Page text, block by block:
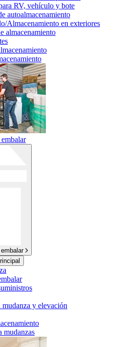
RV, vehículo y bote
autoalmacenamiento
Almacenamiento en exteriores
almacenamiento
mudanza y elevación
mudanzas